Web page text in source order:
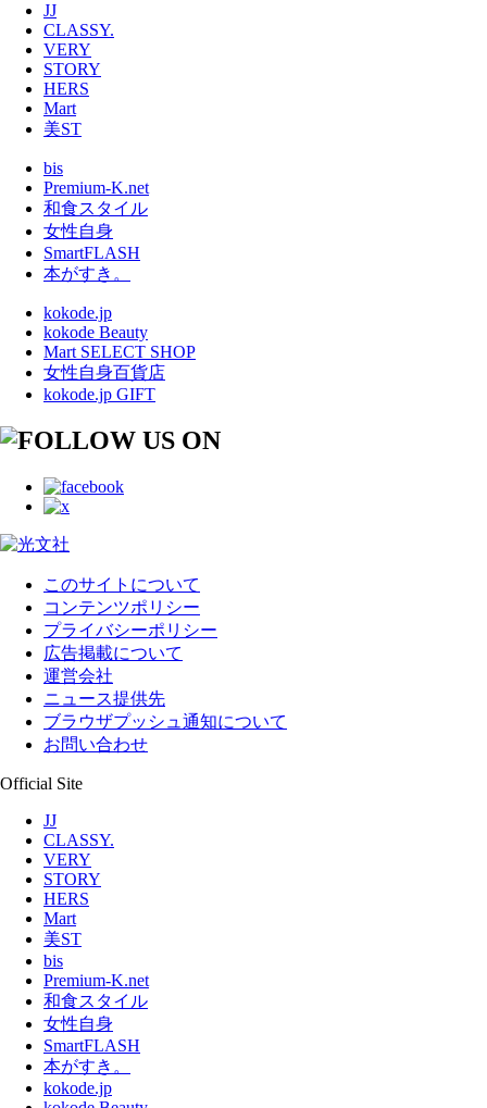
JJ
CLASSY.
VERY
STORY
HERS
Mart
美ST
bis
Premium-K.net
和食スタイル
女性自身
SmartFLASH
本がすき。
kokode.jp
kokode Beauty
Mart SELECT SHOP
女性自身百貨店
kokode.jp GIFT
このサイトについて
コンテンツポリシー
プライバシーポリシー
広告掲載について
運営会社
ニュース提供先
ブラウザプッシュ通知について
お問い合わせ
Official Site
JJ
CLASSY.
VERY
STORY
HERS
Mart
美ST
bis
Premium-K.net
和食スタイル
女性自身
SmartFLASH
本がすき。
kokode.jp